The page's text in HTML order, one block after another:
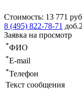
Стоимость: 13 771
8 (495) 822-78-71
Заявка на просмотр
*ФИО
*E-mail
*Телефон
Текст сообщения